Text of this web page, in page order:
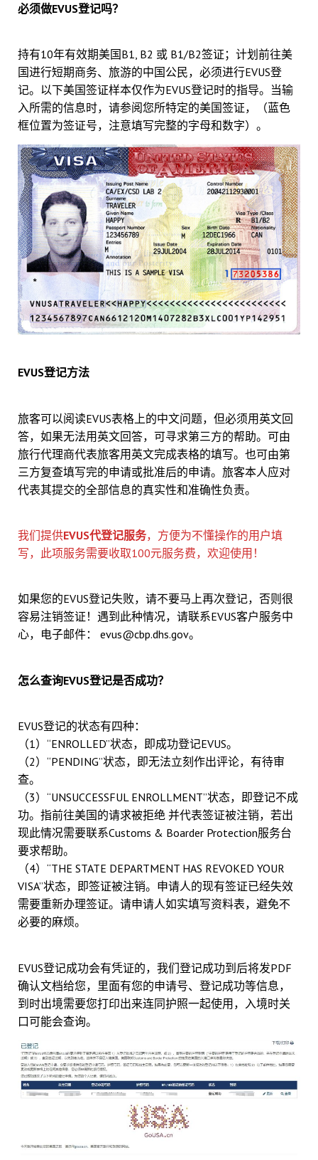
必须做EVUS登记吗？
持有10年有效期美国B1, B2 或 B1/B2签证；计划前往美
国进行短期商务、旅游的中国公民，必须进行EVUS登
记。以下美国签证样本仅作为EVUS登记时的指导。当输
入所需的信息时，请参阅您所特定的美国签证，（蓝色
框位置为签证号，注意填写完整的字母和数字）。
EVUS登记方法
旅客可以阅读EVUS表格上的中文问题，但必须用英文回
答，如果无法用英文回答，可寻求第三方的帮助。可由
旅行代理商代表旅客用英文完成表格的填写。也可由第
三方复查填写完的申请或批准后的申请。旅客本人应对
代表其提交的全部信息的真实性和准确性负责。
我们提供EVUS代登记服务，方便为不懂操作的用户填
写，此项服务需要收取100元服务费，欢迎使用！
如果您的EVUS登记失败，请不要马上再次登记，否则很
容易注销签证！遇到此种情况，请联系EVUS客户服务中
心，电子邮件： evus@cbp.dhs.gov。
怎么查询EVUS登记是否成功？
EVUS登记的状态有四种：
（1）“ENROLLED”状态，即成功登记EVUS。
（2）“PENDING”状态，即无法立刻作出评论，有待审
查。
（3）“UNSUCCESSFUL ENROLLMENT”状态，即登记不成
功。指前往美国的请求被拒绝 并代表签证被注销，若出
现此情况需要联系Customs & Boarder Protection服务台
要求帮助。
（4）“THE STATE DEPARTMENT HAS REVOKED YOUR
VISA”状态，即签证被注销。申请人的现有签证已经失效
需要重新办理签证。请申请人如实填写资料表，避免不
必要的麻烦。
EVUS登记成功会有凭证的，我们登记成功到后将发PDF
确认文档给您，里面有您的申请号、登记成功等信息，
到时出境需要您打印出来连同护照一起使用，入境时关
口可能会查询。